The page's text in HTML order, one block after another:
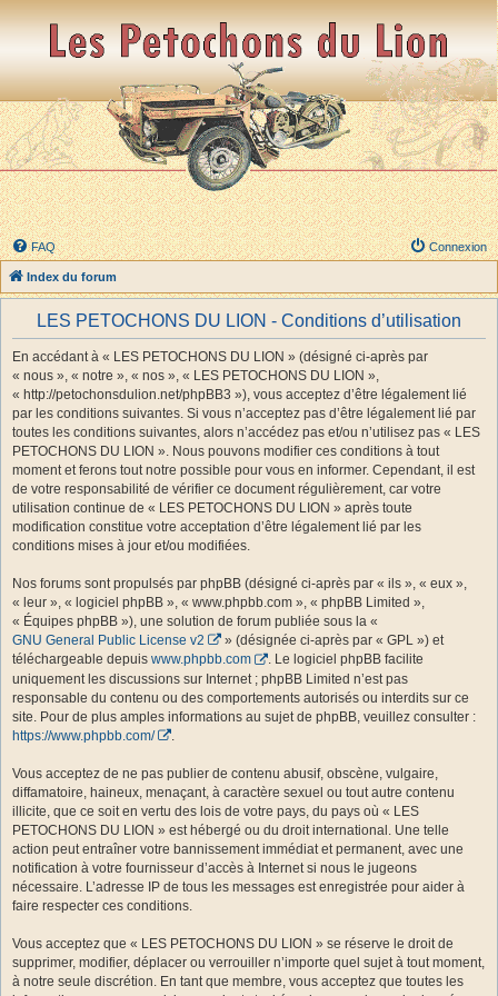
FAQ Connexion
Index du forum
LES PETOCHONS DU LION - Conditions d’utilisation
En accédant à « LES PETOCHONS DU LION » (désigné ci-après par
« nous », « notre », « nos », « LES PETOCHONS DU LION »,
« http://petochonsdulion.net/phpBB3 »), vous acceptez d’être légalement lié
par les conditions suivantes. Si vous n’acceptez pas d’être légalement lié par
toutes les conditions suivantes, alors n’accédez pas et/ou n’utilisez pas « LES
PETOCHONS DU LION ». Nous pouvons modifier ces conditions à tout
moment et ferons tout notre possible pour vous en informer. Cependant, il est
de votre responsabilité de vérifier ce document régulièrement, car votre
utilisation continue de « LES PETOCHONS DU LION » après toute
modification constitue votre acceptation d’être légalement lié par les
conditions mises à jour et/ou modifiées.
Nos forums sont propulsés par phpBB (désigné ci-après par « ils », « eux »,
« leur », « logiciel phpBB », « www.phpbb.com », « phpBB Limited »,
« Équipes phpBB »), une solution de forum publiée sous la «
GNU General Public License v2
» (désignée ci-après par « GPL ») et
téléchargeable depuis www.phpbb.com
. Le logiciel phpBB facilite
uniquement les discussions sur Internet ; phpBB Limited n’est pas
responsable du contenu ou des comportements autorisés ou interdits sur ce
site. Pour de plus amples informations au sujet de phpBB, veuillez consulter :
https://www.phpbb.com/
Vous acceptez de ne pas publier de contenu abusif, obscène, vulgaire,
diffamatoire, haineux, menaçant, à caractère sexuel ou tout autre contenu
illicite, que ce soit en vertu des lois de votre pays, du pays où « LES
PETOCHONS DU LION » est hébergé ou du droit international. Une telle
action peut entraîner votre bannissement immédiat et permanent, avec une
notification à votre fournisseur d’accès à Internet si nous le jugeons
nécessaire. L’adresse IP de tous les messages est enregistrée pour aider à
faire respecter ces conditions.
Vous acceptez que « LES PETOCHONS DU LION » se réserve le droit de
supprimer, modifier, déplacer ou verrouiller n’importe quel sujet à tout moment,
à notre seule discrétion. En tant que membre, vous acceptez que toutes les